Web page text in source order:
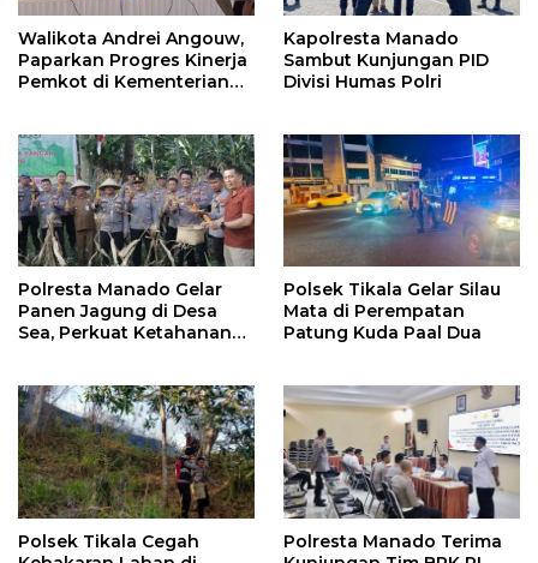
Walikota Andrei Angouw,
Paparkan Progres Kinerja
Pemkot di Kementerian
Kapolresta Manado
Sambut Kunjungan PID
Divisi Humas Polri
Polresta Manado Gelar
Panen Jagung di Desa
Sea, Perkuat Ketahanan
Polsek Tikala Gelar Silau
Mata di Perempatan
Patung Kuda Paal Dua
Polsek Tikala Cegah
Polresta Manado Terima